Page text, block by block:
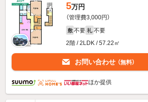
5万円
（管理費3,000円）
敷 不要 礼 不要
2階 / 2LDK / 57.22㎡
お問い合わせ （無料）
ほか提供